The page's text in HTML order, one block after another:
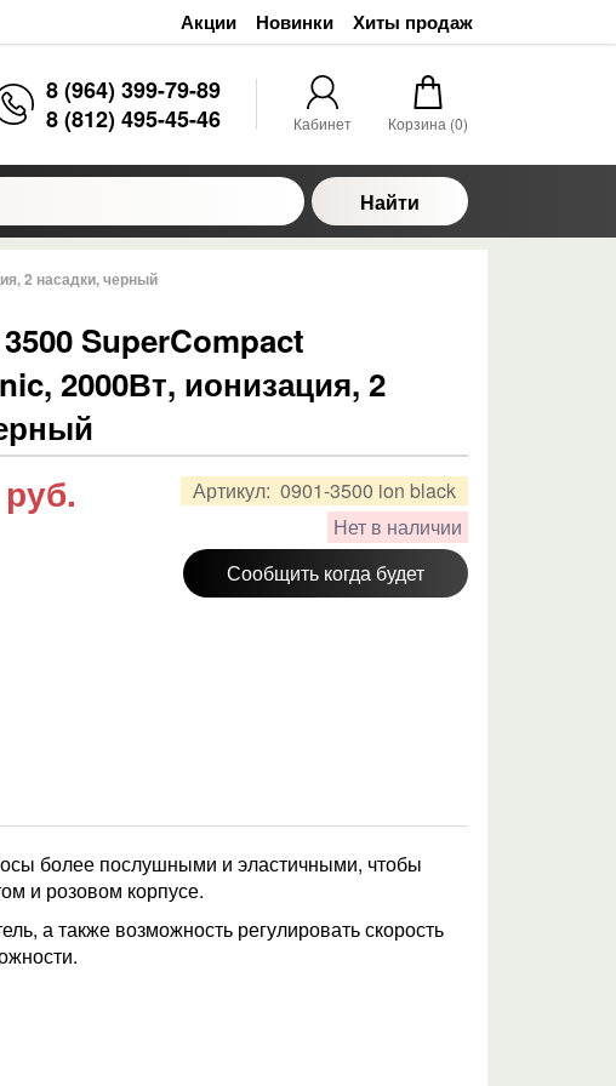
Акции Новинки Хиты продаж
8 (964) 399-79-89
8 (812) 495-45-46
Кабинет Корзина (0)
Найти
2 насадки, черный
SuperCompact
2000Вт, ионизация, 2
Артикул: 0901-3500 ion black
Нет в наличии
Сообщить когда будет
руб.
более послушными и эластичными, чтобы
и розовом корпусе.
а также возможность регулировать скорость